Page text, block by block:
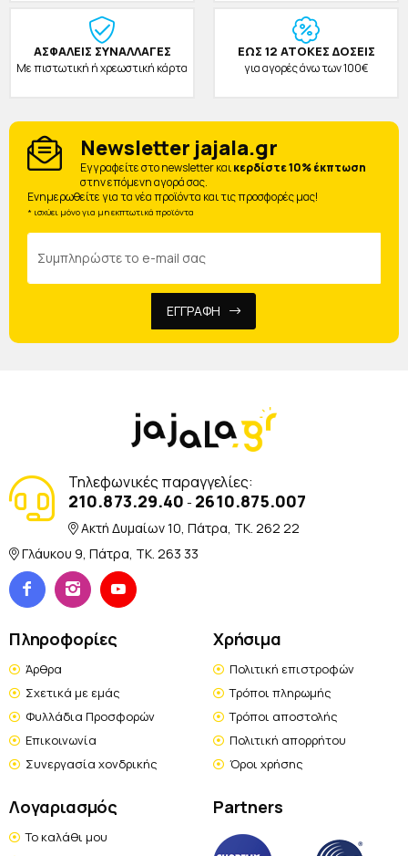
ΑΣΦΑΛΕΙΣ ΣΥΝΑΛΛΑΓΕΣ
Με πιστωτική ή χρεωστική κάρτα
ΕΩΣ 12 ΑΤΟΚΕΣ ΔΟΣΕΙΣ
για αγορές άνω των 100€
Newsletter jajala.gr
Eγγραφείτε στο newsletter καικερδίστε 10% έκπτωση
στην επόμενη αγορά σας.
Ενημερωθείτε για τα νέα προϊόντα και τις προσφορές μας!
* ισχύει μόνο για μη εκπτωτικά προϊόντα
ΕΓΓΡΑΦΗ
Τηλεφωνικές παραγγελίες:
210.873.29.40 - 2610.875.007
Ακτή Δυμαίων 10, Πάτρα, TK. 262 22
Γλάυκου 9, Πάτρα, TK. 263 33
Πληροφορίες
Άρθρα
Σχετικά με εμάς
Φυλλάδια Προσφορών
Επικοινωνία
Συνεργασία χονδρικής
Χρήσιμα
Πολιτική επιστροφών
Τρόποι πληρωμής
Τρόποι αποστολής
Πολιτική απορρήτου
Όροι χρήσης
Λογαριασμός
Το καλάθι μου
Partners